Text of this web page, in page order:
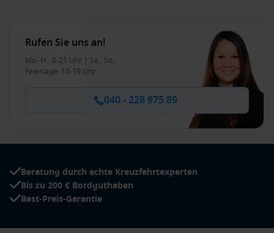
Rufen Sie uns an!
Mo.-Fr.: 8-21 Uhr | Sa., So.,
Feiertage: 10-19 Uhr
040 - 228 975 89
Beratung durch echte Kreuzfahrtexperten
Bis zu 200 € Bordguthaben
Best-Preis-Garantie